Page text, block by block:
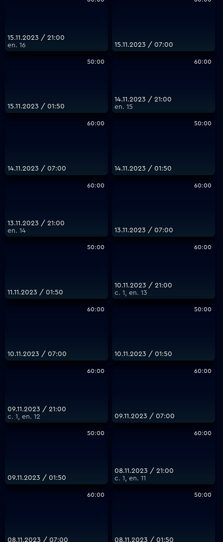
15.11.2023 / 21:00
еп. 16
15.11.2023 / 07:00
50:00
15.11.2023 / 01:50
60:00
14.11.2023 / 21:00
еп. 15
60:00
14.11.2023 / 07:00
50:00
14.11.2023 / 01:50
60:00
13.11.2023 / 21:00
еп. 14
60:00
13.11.2023 / 07:00
50:00
11.11.2023 / 01:50
60:00
10.11.2023 / 21:00
с. 1, еп. 13
60:00
10.11.2023 / 07:00
50:00
10.11.2023 / 01:50
60:00
09.11.2023 / 21:00
с. 1, еп. 12
60:00
09.11.2023 / 07:00
50:00
09.11.2023 / 01:50
60:00
08.11.2023 / 21:00
с. 1, еп. 11
60:00
08.11.2023 / 07:00
50:00
08.11.2023 / 01:50